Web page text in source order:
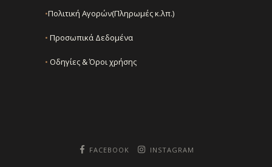
•Πολιτική Αγορών(Πληρωμές κ.λπ.)
• Προσωπικά Δεδομένα
• Οδηγίες & Όροι χρήσης
FACEBOOK INSTAGRAM